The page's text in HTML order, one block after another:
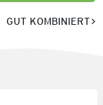
GUT KOMBINIERT